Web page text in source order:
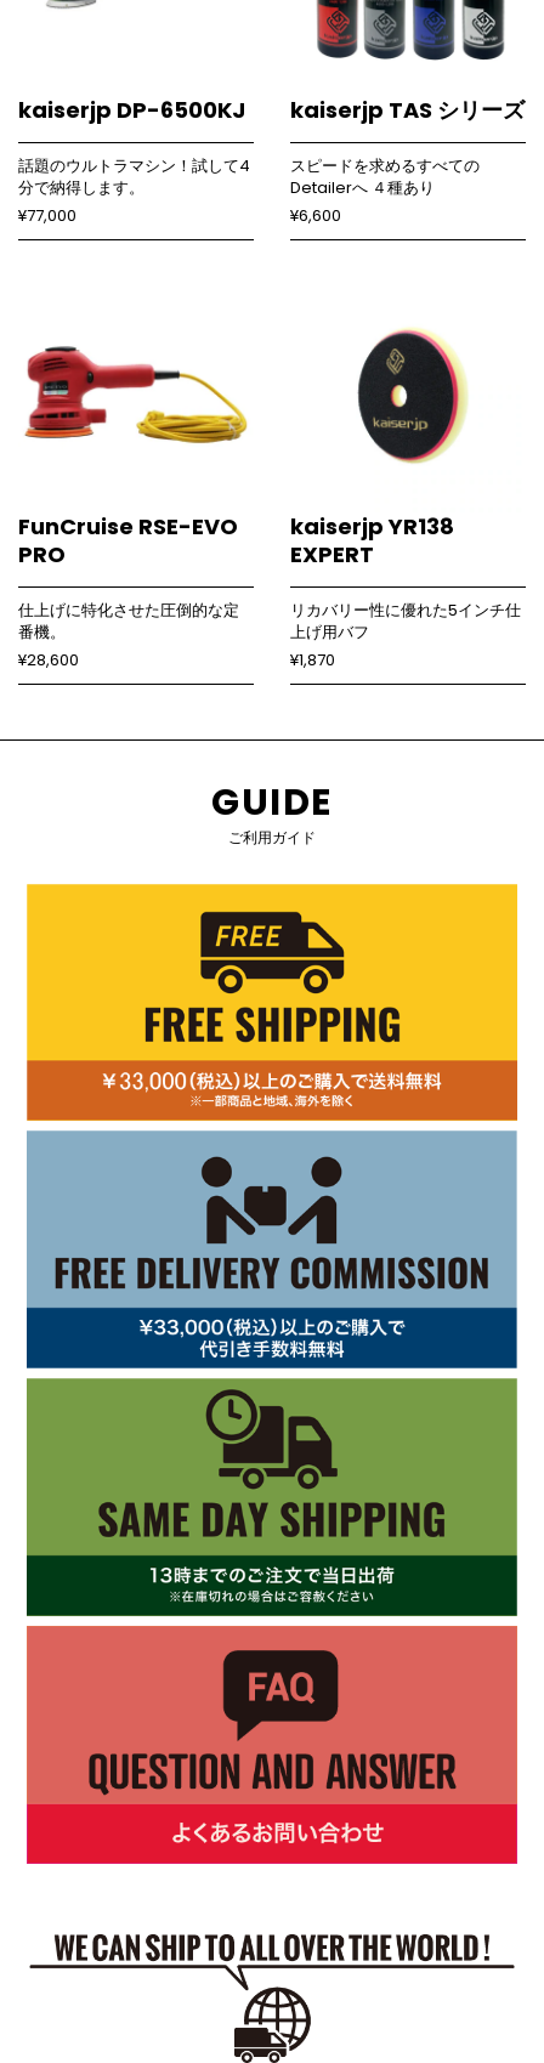
kaiserjp DP-6500KJ
話題のウルトラマシン！試して4
分で納得します。
¥77,000
kaiserjp TAS シリーズ
スピードを求めるすべての
Detailerへ ４種あり
¥6,600
FunCruise RSE-EVO
PRO
仕上げに特化させた圧倒的な定
番機。
¥28,600
kaiserjp YR138
EXPERT
リカバリー性に優れた5インチ仕
上げ用バフ
¥1,870
GUIDE
ご利用ガイド